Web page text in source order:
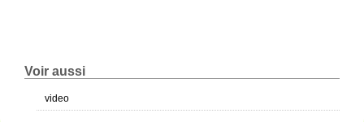
Voir aussi
video